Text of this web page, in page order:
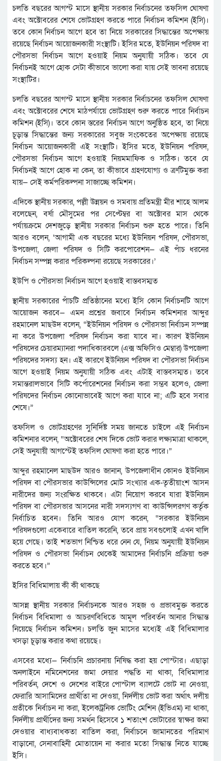
চলতি বছরের আগস্ট মাসে স্থানীয় সরকার নির্বাচনের তফসিল ঘোষণা
এবং অক্টোবরের শেষে ভোটগ্রহণ করতে পারে নির্বাচন কমিশন (ইসি)।
তবে কোন নির্বাচন আগে হবে তা নিয়ে সরকারের সিদ্ধান্তের অপেক্ষায়
রয়েছে নির্বাচন আয়োজনকারী সংস্থাটি। ইসির মতে, ইউনিয়ন পরিষদ বা
পৌরসভা নির্বাচন আগে হওয়াই নিয়ম অনুযায়ী সঠিক। তবে যে
নির্বাচনই আগে হোক সেটা কীভাবে ভালো করা যায় সেই ভাবনা রয়েছে
সংস্থাটির।
চলতি বছরের আগস্ট মাসে স্থানীয় সরকার নির্বাচনের তফসিল ঘোষণা
এবং অক্টোবরের শেষে মাঠপর্যায়ে ভোটগ্রহণ শুরু করতে পারে নির্বাচন
কমিশন (ইসি)। তবে কোন স্তরের নির্বাচন আগে অনুষ্ঠিত হবে, তা নিয়ে
চূড়ান্ত সিদ্ধান্তের জন্য সরকারের সবুজ সংকেতের অপেক্ষায় রয়েছে
নির্বাচন আয়োজনকারী এই সংস্থাটি। ইসির মতে, ইউনিয়ন পরিষদ,
পৌরসভা নির্বাচন আগে হওয়াই নিয়মমাফিক ও সঠিক। তবে যে
নির্বাচনই আগে হোক না কেন, তা কীভাবে গ্রহণযোগ্য ও ত্রুটিমুক্ত করা
যায়— সেই কর্মপরিকল্পনা সাজাচ্ছে কমিশন।
এদিকে স্থানীয় সরকার, পল্লী উন্নয়ন ও সমবায় প্রতিমন্ত্রী মীর শাহে আলম
বলেছেন, বর্ষা মৌসুমের পর সেপ্টেম্বর বা অক্টোবর মাস থেকে
পর্যায়ক্রমে দেশজুড়ে স্থানীয় সরকার নির্বাচন শুরু হতে পারে। তিনি
আরও বলেন, ‘আগামী এক বছরের মধ্যে ইউনিয়ন পরিষদ, পৌরসভা,
উপজেলা, জেলা পরিষদ ও সিটি করপোরেশন— এই পাঁচ ধরনের
নির্বাচন সম্পন্ন করার পরিকল্পনা রয়েছে সরকারের।’
ইউপি ও পৌরসভা নির্বাচন আগে হওয়াই বাস্তবসম্মত
স্থানীয় সরকারের পাঁচটি প্রতিষ্ঠানের মধ্যে ইসি কোন নির্বাচনটি আগে
আয়োজন করবে— এমন প্রশ্নের জবাবে নির্বাচন কমিশনার আব্দুর
রহমানেল মাছউদ বলেন, “ইউনিয়ন পরিষদ ও পৌরসভা নির্বাচন সম্পন্ন
না করে উপজেলা পরিষদ নির্বাচন করা যাবে না। কারণ ইউনিয়ন
পরিষদের চেয়ারম্যানরা পদাধিকারবলে (এক্স অফিসিও মেম্বার) উপজেলা
পরিষদের সদস্য হন। এই কারণে ইউনিয়ন পরিষদ বা পৌরসভা নির্বাচন
আগে হওয়াই নিয়ম অনুযায়ী সঠিক এবং এটাই বাস্তবসম্মত। তবে
সমান্তরালভাবে সিটি কর্পোরেশনের নির্বাচন করা সম্ভব হলেও, জেলা
পরিষদের নির্বাচন কোনোভাবেই আগে করা যাবে না; এটি হবে সবার
শেষে।”
তফসিল ও ভোটগ্রহণের সুনির্দিষ্ট সময় জানতে চাইলে এই নির্বাচন
কমিশনার বলেন, “অক্টোবরের শেষ দিকে ভোট করার লক্ষ্যমাত্রা থাকলে,
সেই অনুযায়ী আগস্টেই তফসিল ঘোষণা করা হতে পারে।”
আব্দুর রহমানেল মাছউদ আরও জানান, উপজেলাধীন কোনও ইউনিয়ন
পরিষদ বা পৌরসভার কাউন্সিলের মোট সংখ্যার এক-তৃতীয়াংশ আসন
নারীদের জন্য সংরক্ষিত থাকবে। এটা নিয়োগ করবে যারা ইউনিয়ন
পরিষদ বা পৌরসভার আসনের নারী সদস্যগণ বা কাউন্সিলরগণ কর্তৃক
নির্বাচিত হবেন। তিনি আরও যোগ করেন, “সরকার ইউনিয়ন
পরিষদগুলো একেবারে বাতিল করেনি, তবে প্রায় সবগুলোই এখন খালি
হয়ে গেছে। তাই শতভাগ নিশ্চিত ধরে নেন যে, নিয়ম অনুযায়ী ইউনিয়ন
পরিষদ ও পৌরসভা নির্বাচন থেকেই আমাদের নির্বাচনি প্রক্রিয়া শুরু
করতে হবে।”
ইসির বিধিমালায় কী কী থাকছে
আসন্ন স্থানীয় সরকার নির্বাচনকে আরও সহজ ও প্রভাবমুক্ত করতে
নির্বাচন বিধিমালা ও আচরণবিধিতে আমূল পরিবর্তন আনার সিদ্ধান্ত
নিয়েছে নির্বাচন কমিশন। চলতি জুন মাসের মধ্যেই এই বিধিমালার
খসড়া চূড়ান্ত করার কথা রয়েছে।
এসবের মধ্যে— নির্বাচনি প্রচারনায় নিষিদ্ধ করা হয় পোস্টার। এছাড়া
অনলাইনে নমিনেশনের জমা দেয়ার পদ্ধতি না থাকা, বিধিমালার
পরিবর্তন, দেশে ও দেশের বাইরে পোস্টাল ব্যালটে ভোট না নেওয়া,
ফেরারি আসামিদের প্রার্থীতা না দেওয়া, নির্দলীয় ভোট করা অর্থাৎ দলীয়
প্রতীকে নির্বাচন না করা, ইলেকট্রনিক ভোটিং মেশিন (ইভিএম) না থাকা,
নির্দলীয় প্রার্থীদের জন্য সমর্থন হিসেবে ১ শতাংশ ভোটারের স্বাক্ষর জমা
দেওয়ার বাধ্যবাধকতা বাতিল করা, নির্বাচনে জামানতের পরিমাণ
বাড়ানো, সেনাবাহিনী মোতায়েন না করার মতো সিদ্ধান্ত নিতে যাচ্ছে
ইসি।